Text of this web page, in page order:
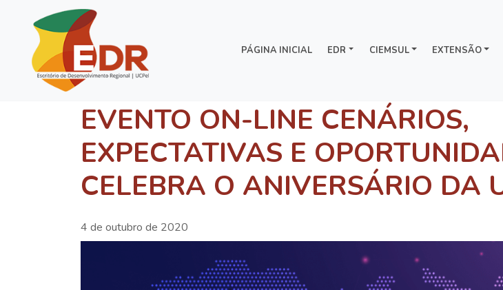
PÁGINA INICIAL EDR CIEMSUL EXTENSÃO
EVENTO ON-LINE CENÁRIOS,
EXPECTATIVAS E
CELEBRA O ANIVERSÁRIO DA
4 de outubro de 2020